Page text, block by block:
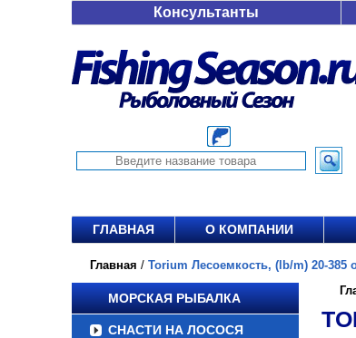
Консультанты
ГЛАВНАЯ О КОМПАНИИ
Главная / Torium Лесоемкость, (lb/m) 20-385
МОРСКАЯ РЫБАЛКА
СНАСТИ НА ЛОСОСЯ